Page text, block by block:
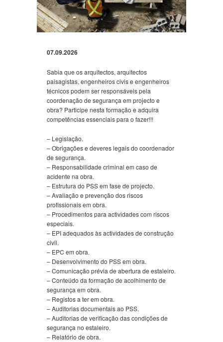
07.09.2026
Sabia que os arquitectos, arquitectos
paisagistas, engenheiros civis e engenheiros
técnicos podem ser responsáveis pela
coordenação de segurança em projecto e
obra? Participe nesta formação e adquira
competências essenciais para o fazer!!!
– Legislação.
– Obrigações e deveres legais do coordenador
de segurança.
– Responsabilidade criminal em caso de
acidente na obra.
– Estrutura do PSS em fase de projecto.
– Avaliação e prevenção dos riscos
profissionais em obra.
– Procedimentos para actividades com riscos
especiais.
– EPI adequados às actividades de construção
civil.
– EPC em obra.
– Desenvolvimento do PSS em obra.
– Comunicação prévia de abertura de estaleiro.
– Conteúdo da formação de acolhimento de
segurança em obra.
– Registos a ter em obra.
– Auditorias documentais ao PSS.
– Auditorias de verificação das condições de
segurança no estaleiro.
– Relatório de obra.